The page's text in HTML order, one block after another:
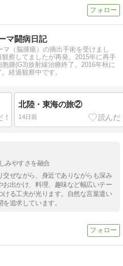
マ闘病日記
マ（脳腫瘍）の摘出手術を受けまし
観察してましたが再発。2015年に再手
腫(G3)放射線治療終了。2016年秋に
経過観察中です。
北陸・東海の旅②
14日前
みやすさを融合
交ぜながら、身近でありながらも深み
出かけ、料理、趣味など幅広いテー
る工夫が光ります。自然な言葉遣い
追求しています。